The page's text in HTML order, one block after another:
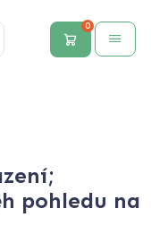
0
pohledu na